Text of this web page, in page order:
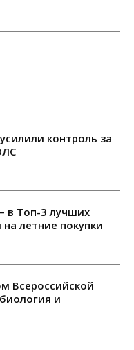
контроль за
в Топ-3 лучших
летние покупки
Всероссийской
и